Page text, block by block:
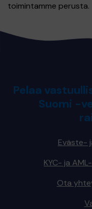
toimintamme perusta.
Pelaa
Suomi -
Eväste-
KYC- ja
Ota